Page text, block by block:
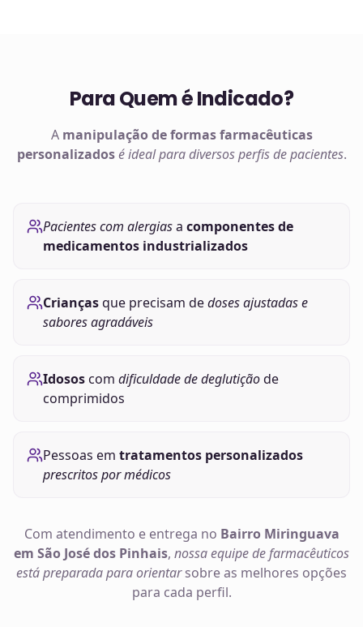
Para Quem é Indicado?
A manipulação deformas farmacêuticas
personalizados é ideal para diversos perfis de pacientes.
Pacientes com alergiasa componentes de
medicamentos industrializados
Criançasque precisam dedoses ajustadas e
sabores agradáveis
Idososcom dificuldade de deglutiçãode
comprimidos
Pessoas em tratamentos personalizados
prescritos por médicos
Com atendimento e entrega no Bairro Miringuava
em São José dos Pinhais, nossa equipe de farmacêuticos
está preparada para orientarsobre as melhores opções
para cada perfil.